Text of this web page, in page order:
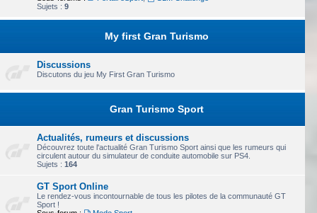
Sujets : 9
My first Gran Turismo
Discussions
Discutons du jeu My First Gran Turismo
Gran Turismo Sport
Actualités, rumeurs et discussions
Découvrez toute l'actualité Gran Turismo Sport ainsi que les rumeurs qui
circulent autour du simulateur de conduite automobile sur PS4.
Sujets : 164
GT Sport Online
Le rendez-vous incontournable de tous les pilotes de la communauté GT
Sport !